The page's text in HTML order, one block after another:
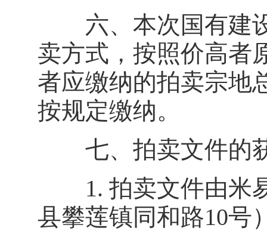
六、本次国有建设
卖方式，按照价高者
者应缴纳的拍卖宗地
按规定缴纳。
七、拍卖文件的
1. 拍卖文件由米易
县攀莲镇同和路10号